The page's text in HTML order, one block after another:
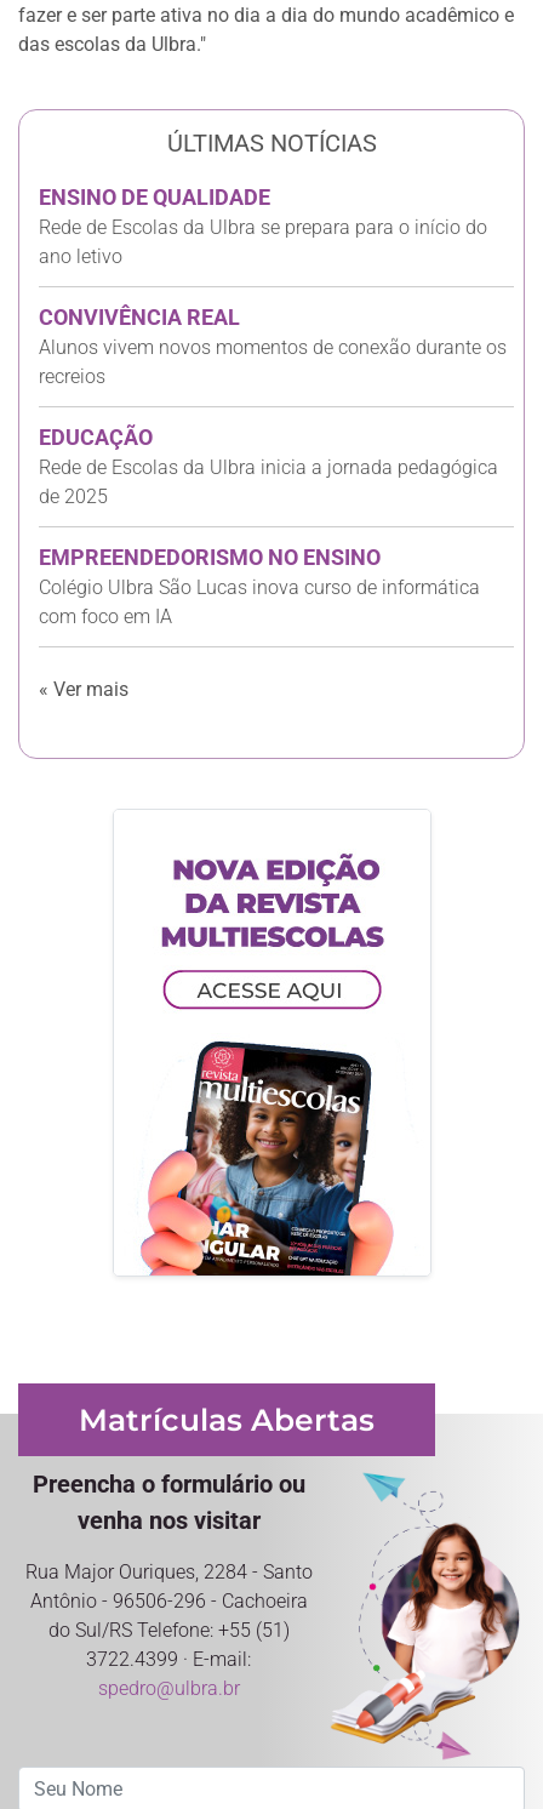
fazer e ser parte ativa no dia a dia do mundo acadêmico e
das escolas da Ulbra."
ÚLTIMAS NOTÍCIAS
ENSINO DE QUALIDADE
Rede de Escolas da Ulbra se prepara para o início do
ano letivo
CONVIVÊNCIA REAL
Alunos vivem novos momentos de conexão durante os
recreios
EDUCAÇÃO
Rede de Escolas da Ulbra inicia a jornada pedagógica
de 2025
EMPREENDEDORISMO NO ENSINO
Colégio Ulbra São Lucas inova curso de informática
com foco em IA
« Ver mais
Matrículas Abertas
Preencha o formulário ou
venha nos visitar
Rua Major Ouriques, 2284 - Santo
Antônio - 96506-296 - Cachoeira
do Sul/RS Telefone: +55 (51)
3722.4399 · E-mail:
spedro@ulbra.br